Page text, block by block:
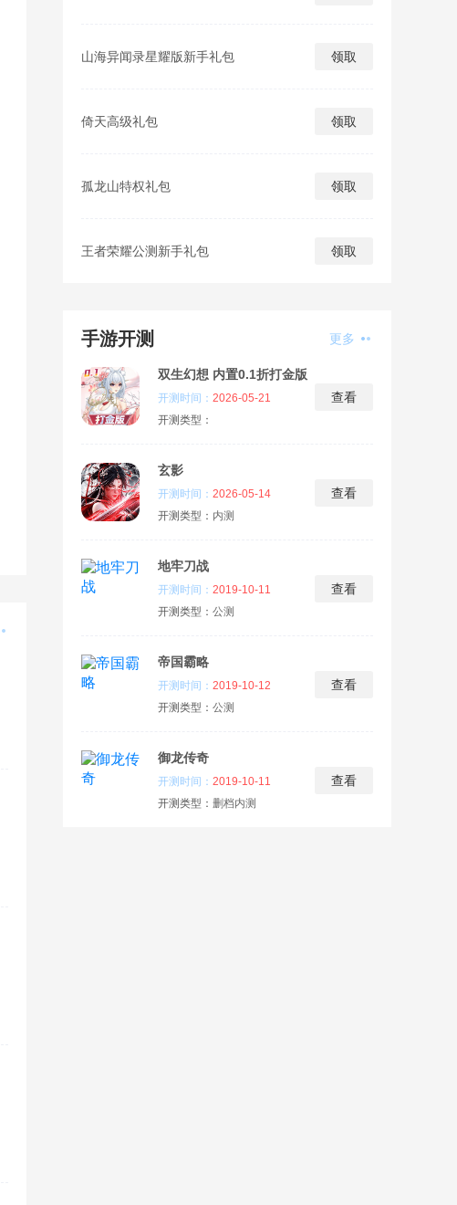
山海异闻录星耀版新手礼包 领取
倚天高级礼包 领取
孤龙山特权礼包 领取
王者荣耀公测新手礼包 领取
手游开测 更多
双生幻想 内置0.1折打金版
开测时间： 2026-05-21
开测类型：
查看
玄影
开测时间： 2026-05-14
开测类型： 内测
查看
地牢刀战
开测时间： 2019-10-11
开测类型： 公测
查看
帝国霸略
开测时间： 2019-10-12
开测类型： 公测
查看
御龙传奇
开测时间： 2019-10-11
开测类型： 删档内测
查看